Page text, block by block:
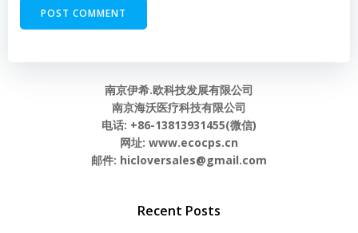
南京伊希.欧科技发展有限公司
南京海沃医疗科技有限公司
电话: +86-13813931455(微信)
网址: www.ecocps.cn
邮件: hicloversales@gmail.com
Recent Posts